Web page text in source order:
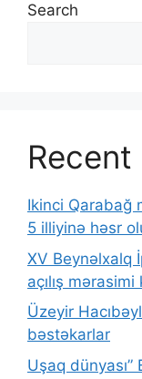
Search
Ikinci Qarabağ
5 illiyinə həsr
XV Beynəlxalq
açılış
Üzeyir
bəstəkarlar
Uşaq dünyası”